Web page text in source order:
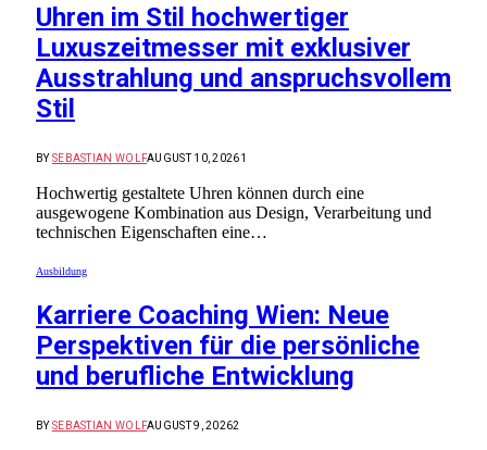
Uhren im Stil hochwertiger
Luxuszeitmesser mit exklusiver
Ausstrahlung und anspruchsvollem
Stil
BY SEBASTIAN WOLFAUGUST 10, 20261
Hochwertig gestaltete Uhren können durch eine
ausgewogene Kombination aus Design, Verarbeitung und
technischen Eigenschaften eine…
Ausbildung
Karriere Coaching Wien: Neue
Perspektiven für die persönliche
und berufliche Entwicklung
BY SEBASTIAN WOLFAUGUST 9, 20262